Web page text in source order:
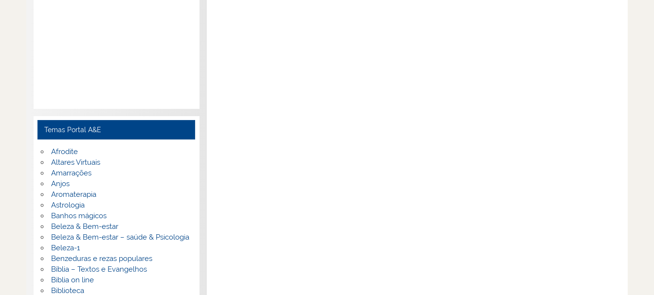
Temas Portal A&E
Afrodite
Altares Virtuais
Amarrações
Anjos
Aromaterapia
Astrologia
Banhos mágicos
Beleza & Bem-estar
Beleza & Bem-estar – saúde & Psicologia
Beleza-1
Benzeduras e rezas populares
Bíblia – Textos e Evangelhos
Biblia on line
Biblioteca